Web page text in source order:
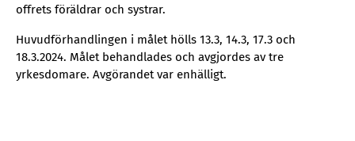
offrets föräldrar och systrar.
Huvudförhandlingen i målet hölls 13.3, 14.3, 17.3 och
18.3.2024. Målet behandlades och avgjordes av tre
yrkesdomare. Avgörandet var enhälligt.